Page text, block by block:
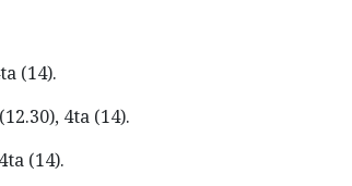
(14).
4ta (14).
(14).